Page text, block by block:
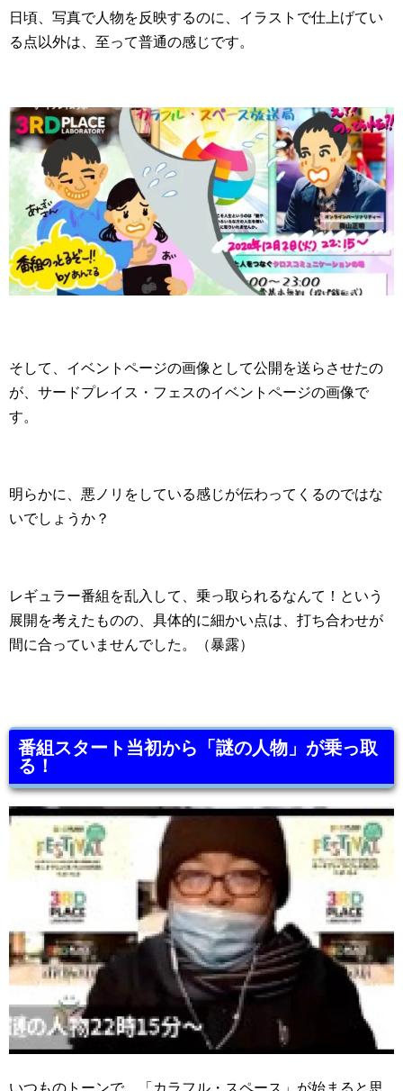
日頃、写真で人物を反映するのに、イラストで仕上げてい
る点以外は、至って普通の感じです。
そして、イベントページの画像として公開を送らさせたの
が、サードプレイス・フェスのイベントページの画像で
す。
明らかに、悪ノリをしている感じが伝わってくるのではな
いでしょうか？
レギュラー番組を乱入して、乗っ取られるなんて！という
展開を考えたものの、具体的に細かい点は、打ち合わせが
間に合っていませんでした。（暴露）
番組スタート当初から「謎の人物」が乗っ取
る！
いつものトーンで、「カラフル・スペース」が始まると思